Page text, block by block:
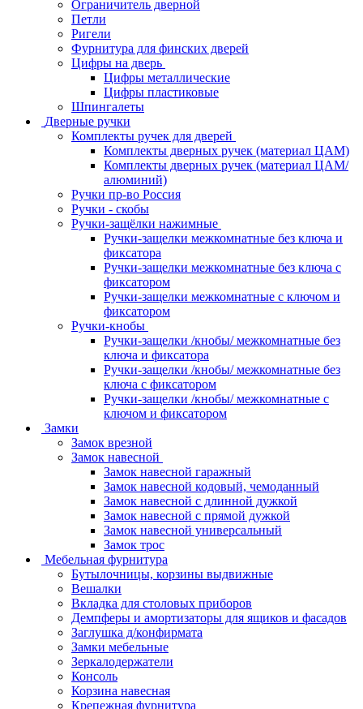
Ограничитель дверной
Петли
Ригели
Фурнитура для финских дверей
Цифры на дверь
Цифры металлические
Цифры пластиковые
Шпингалеты
Дверные ручки
Комплекты ручек для дверей
Комплекты дверных ручек (материал ЦАМ)
Комплекты дверных ручек (материал ЦАМ/
алюминий)
Ручки пр-во Россия
Ручки - скобы
Ручки-защёлки нажимные
Ручки-защелки межкомнатные без ключа и
фиксатора
Ручки-защелки межкомнатные без ключа с
фиксатором
Ручки-защелки межкомнатные с ключом и
фиксатором
Ручки-кнобы
Ручки-защелки /кнобы/ межкомнатные без
ключа и фиксатора
Ручки-защелки /кнобы/ межкомнатные без
ключа с фиксатором
Ручки-защелки /кнобы/ межкомнатные с
ключом и фиксатором
Замки
Замок врезной
Замок навесной
Замок навесной гаражный
Замок навесной кодовый, чемоданный
Замок навесной с длинной дужкой
Замок навесной с прямой дужкой
Замок навесной универсальный
Замок трос
Мебельная фурнитура
Бутылочницы, корзины выдвижные
Вешалки
Вкладка для столовых приборов
Демпферы и амортизаторы для ящиков и фасадов
Заглушка д/конфирмата
Замки мебельные
Зеркалодержатели
Консоль
Корзина навесная
Крепежная фурнитура